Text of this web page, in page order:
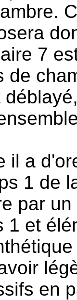
7
de
il a
1 de
par
1 et
en